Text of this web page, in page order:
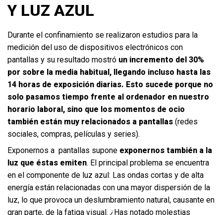
Y LUZ AZUL
Durante el confinamiento se realizaron estudios para la
medición del uso de dispositivos electrónicos con
pantallas y su resultado mostró un incremento del 30%
por sobre la media habitual, llegando incluso hasta las
14 horas de exposición diarias. Esto sucede porque no
solo pasamos tiempo frente al ordenador en nuestro
horario laboral, sino que los momentos de ocio
también están muy relacionados a pantallas (redes
sociales, compras, películas y series).
Exponernos a pantallas supone exponernos también a la
luz que éstas emiten. El principal problema se encuentra
en el componente de luz azul: Las ondas cortas y de alta
energía están relacionadas con una mayor dispersión de la
luz, lo que provoca un deslumbramiento natural, causante en
gran parte, de la fatiga visual. ¿Has notado molestias